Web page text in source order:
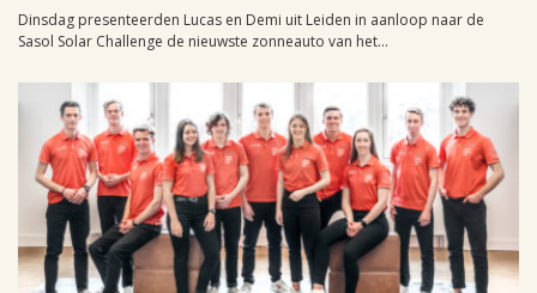
Dinsdag presenteerden Lucas en Demi uit Leiden in aanloop naar de
Sasol Solar Challenge de nieuwste zonneauto van het...